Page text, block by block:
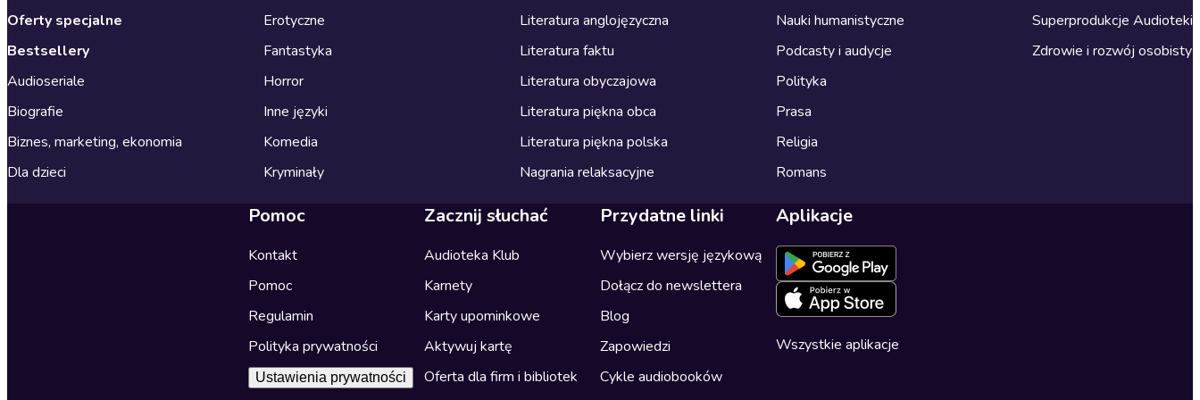
Oferty specjalne
Bestsellery
Audioseriale
Biografie
Biznes, marketing, ekonomia
Dla dzieci
Erotyczne
Fantastyka
Horror
Inne języki
Komedia
Kryminały
Literatura anglojęzyczna
Literatura faktu
Literatura obyczajowa
Literatura piękna obca
Literatura piękna polska
Nagrania relaksacyjne
Nauki humanistyczne
Podcasty i audycje
Polityka
Prasa
Religia
Romans
Superprodukcje Audioteki
Zdrowie i rozwój osobisty
Pomoc
Kontakt
Pomoc
Regulamin
Polityka prywatności
Ustawienia prywatności
Zacznij słuchać
Audioteka Klub
Karnety
Karty upominkowe
Aktywuj kartę
Oferta dla firm i bibliotek
Przydatne linki
Wybierz wersję językową
Dołącz do newslettera
Blog
Zapowiedzi
Cykle audiobooków
Aplikacje
Wszystkie aplikacje